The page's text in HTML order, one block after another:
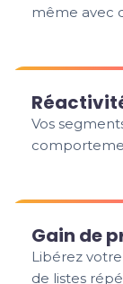
même avec
Vos
Gain de
Libérez
de listes